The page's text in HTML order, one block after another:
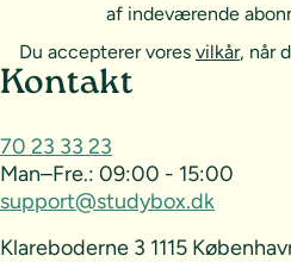
af indeværende
Du accepterer vores vilkår, når
Sideoversigt og
Kontakt
70 23 33 23
Man–Fre.: 09:00 - 15:00
support@studybox.dk
Klareboderne 3 1115